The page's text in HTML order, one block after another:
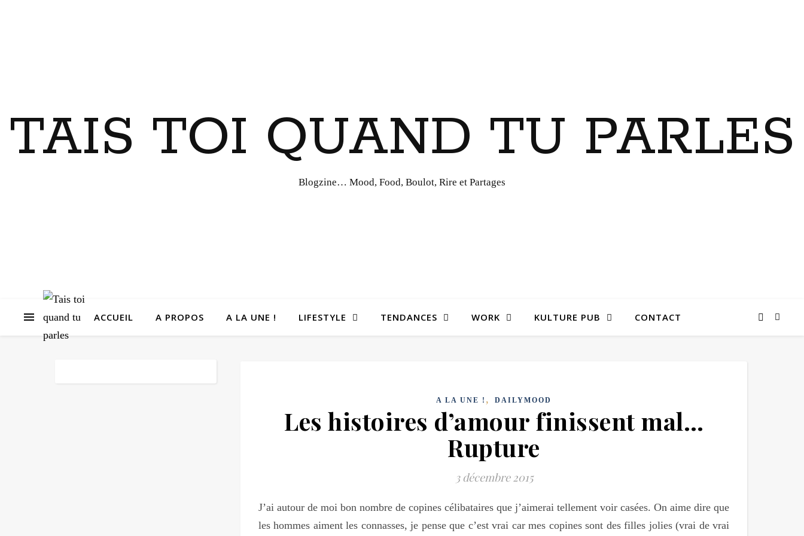
TAIS TOI QUAND TU PARLES
Blogzine… Mood, Food, Boulot, Rire et Partages
ACCUEIL A PROPOS A LA UNE ! LIFESTYLE TENDANCES WORK KULTURE PUB CONTACT
A LA UNE ! , DAILYMOOD
Les histoires d’amour finissent mal…
Rupture
3 décembre 2015
J’ai autour de moi bon nombre de copines célibataires que j’aimerai tellement voir casées. On aime dire que
les hommes aiment les connasses, je pense que c’est vrai car mes copines sont des filles jolies (vrai de vrai